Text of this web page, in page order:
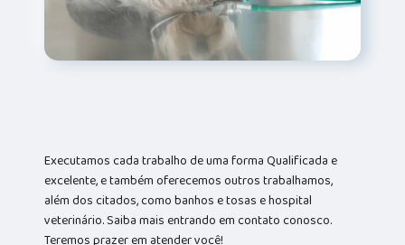
Executamos cada trabalho de uma forma Qualificada e
excelente, e também oferecemos outros trabalhamos,
além dos citados, como banhos e tosas e hospital
veterinário. Saiba mais entrando em contato conosco.
Teremos prazer em atender você!